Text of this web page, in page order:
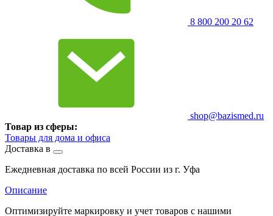
8 800 200 20 62
shop@bazismed.ru
Товар из сферы:
Товары для дома и офиса
Доставка в
Ежедневная доставка по всей России из г. Уфа
Описание
Оптимизируйте маркировку и учет товаров с нашими